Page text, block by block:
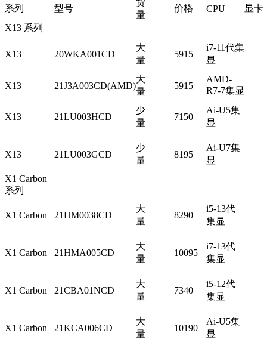
系列 型号
货
量
价格 CPU
显卡
X13 系列
X13 20WKA001CD
大
量
5915
i7-11代集
显
X13 21J3A003CD(AMD)
大
量
5915
AMD-
R7-7集显
X13 21LU003HCD
少
量
7150
Ai-U5集
显
X13 21LU003GCD
少
量
8195
Ai-U7集
显
X1 Carbon
系列
X1 Carbon 21HM0038CD
大
量
8290
i5-13代
集显
X1 Carbon 21HMA005CD
大
量
10095
i7-13代
集显
X1 Carbon 21CBA01NCD
大
量
7340
i5-12代
集显
X1 Carbon 21KCA006CD
大
量
10190
Ai-U5集
显